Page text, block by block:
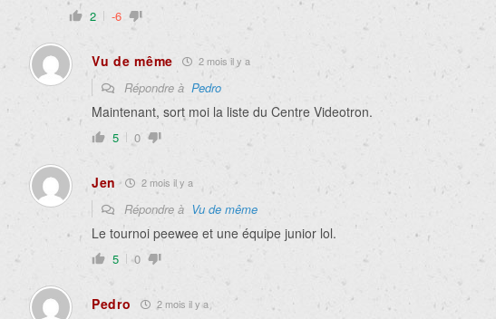
2 -6
Vu de même 2 mois il y a
Répondre à Pedro
Maintenant, sort moi la liste du Centre Videotron.
5 0
Jen 2 mois il y a
Répondre à Vu de même
Le tournoi peewee et une équipe junior lol.
5 0
Pedro 2 mois il y a